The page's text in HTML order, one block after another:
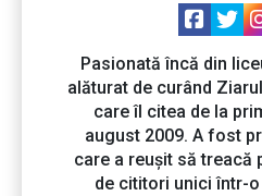
Pasionată încă din
alăturat de curând
care îl citea de la
august 2009. A fost
care a reușit să treacă
de cititori unici într-o